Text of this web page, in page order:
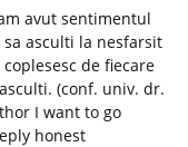
avut sentimentul
asculti la nesfarsit
de fiecare
(conf. univ. dr.
I want to go
honest